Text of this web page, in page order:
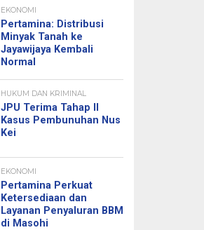
EKONOMI
Pertamina: Distribusi
Minyak Tanah ke
Jayawijaya Kembali
Normal
HUKUM DAN KRIMINAL
JPU Terima Tahap II
Kasus Pembunuhan Nus
Kei
EKONOMI
Pertamina Perkuat
Ketersediaan dan
Layanan Penyaluran BBM
di Masohi